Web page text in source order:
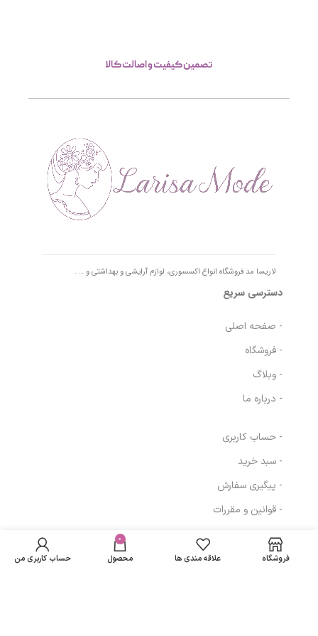
تصمین کیفیت و اصالت کالا
لاریسا مد فروشگاه انواع اکسسوری، لوازم آرایشی و بهداشتی و … .
دسترسی سریع
- صفحه اصلی
- فروشگاه
- وبلاگ
- درباره ما
- حساب کاربری
- سبد خرید
- پیگیری سفارش
- قوانین و مقررات
مسیرهای ارتباطی
درمالیفت مدل
Melalift Cream
تومان
304,192 تومان
باشد فروشگاه علاقه مندی ها
0
محصول حساب کاربری من